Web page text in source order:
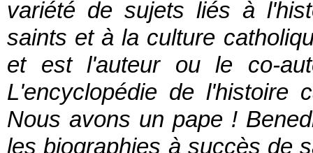
variété de sujets liés à
saints et à la culture
et est l'auteur ou le co-
L'encyclopédie de l'histoire
Nous avons un pape !
les biographies à succès de